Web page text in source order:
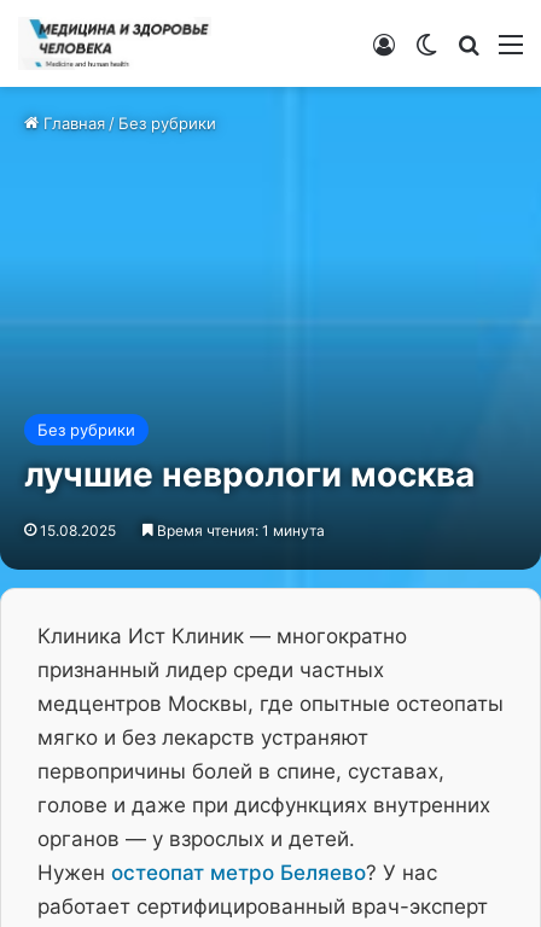
Switch skin
Войти
Главная/Без рубрики
Без рубрики
лучшие неврологи москва
15.08.2025 Время чтения: 1 минута
Клиника Ист Клиник — многократно
признанный лидер среди частных
медцентров Москвы, где опытные остеопаты
мягко и без лекарств устраняют
первопричины болей в спине, суставах,
голове и даже при дисфункциях внутренних
органов — у взрослых и детей.
Нужен остеопат метро Беляево? У нас
работает сертифицированный врач-эксперт